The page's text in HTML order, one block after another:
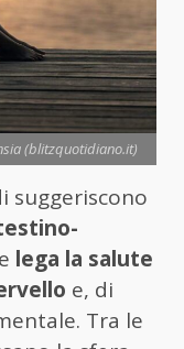
(blitzquotidiano.it)
suggeriscono
lega la salute
e, di
Tra le